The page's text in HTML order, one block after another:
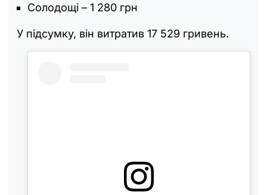
Солодощі – 1 280 грн
У підсумку, він витратив 17 529 гривень.